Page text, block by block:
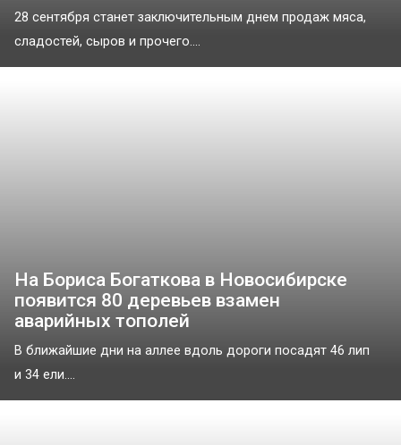
28 сентября станет заключительным днем продаж мяса,
сладостей, сыров и прочего....
На Бориса Богаткова в Новосибирске
появится 80 деревьев взамен
аварийных тополей
В ближайшие дни на аллее вдоль дороги посадят 46 лип
и 34 ели....